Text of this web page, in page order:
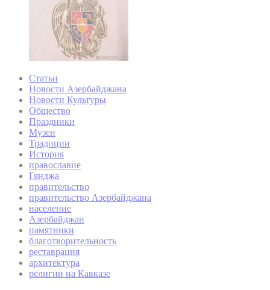
Статьи
Новости Азербайджана
Новости Культуры
Общество
Праздники
Музеи
Традиции
История
православие
Гянджа
правительство
правительство Азербайджана
население
Азербайджан
памятники
благотворительность
реставрация
архитектура
религии на Кавказе